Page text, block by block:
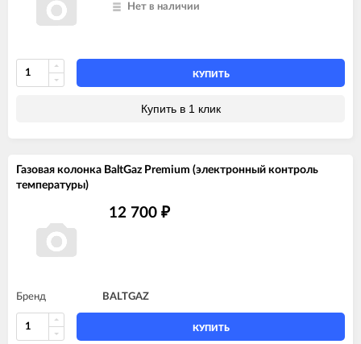
Нет в наличии
КУПИТЬ
Купить в 1 клик
Газовая колонка BaltGaz Premium (электронный контроль
температуры)
12 700 ₽
Бренд BALTGAZ
КУПИТЬ